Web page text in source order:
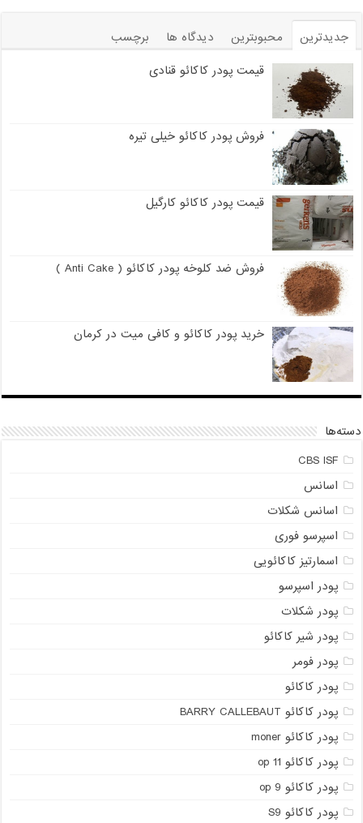
جدیدترین محبوبترین دیدگاه ها
برچسب
قیمت پودر کاکائو قنادی
فروش پودر کاکائو خیلی تیره
قیمت پودر کاکائو کارگیل
فروش ضد کلوخه پودر کاکائو ( Anti Cake )
خرید پودر کاکائو و کافی میت در کرمان
دسته‌ها
CBS ISF
اسانس
اسانس شکلات
اسپرسو فوری
اسمارتیز کاکائویی
پودر اسپرسو
پودر شکلات
پودر شیر کاکائو
پودر فومر
پودر کاکائو
پودر کاکائو BARRY CALLEBAUT
پودر کاکائو moner
پودر کاکائو op 11
پودر کاکائو op 9
پودر کاکائو S9